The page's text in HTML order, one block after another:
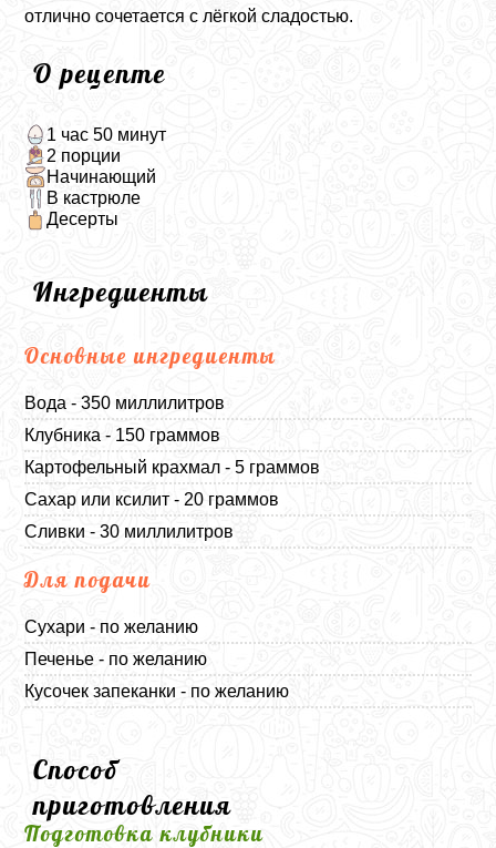
отлично сочетается с лёгкой сладостью.
О рецепте
1 час 50 минут
2 порции
Начинающий
В кастрюле
Десерты
Ингредиенты
Основные ингредиенты
Вода - 350 миллилитров
Клубника - 150 граммов
Картофельный крахмал - 5 граммов
Сахар или ксилит - 20 граммов
Сливки - 30 миллилитров
Для подачи
Сухари - по желанию
Печенье - по желанию
Кусочек запеканки - по желанию
Способ
приготовления
Подготовка клубники